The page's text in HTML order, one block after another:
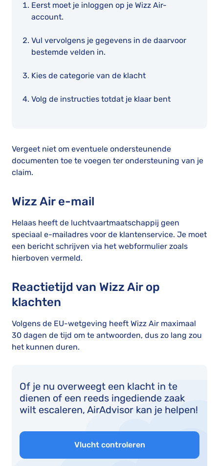
Eerst moet je inloggen op je Wizz Air-
account.
Vul vervolgens je gegevens in de daarvoor
bestemde velden in.
Kies de categorie van de klacht
Volg de instructies totdat je klaar bent
Vergeet niet om eventuele ondersteunende
documenten toe te voegen ter ondersteuning van je
claim.
Wizz Air e-mail
Helaas heeft de luchtvaartmaatschappij geen
speciaal e-mailadres voor de klantenservice. Je moet
een bericht schrijven via het webformulier zoals
hierboven vermeld.
Reactietijd van Wizz Air op
klachten
Volgens de EU-wetgeving heeft Wizz Air maximaal
30 dagen de tijd om te antwoorden, dus zo lang zou
het kunnen duren.
Of je nu overweegt een klacht in te
dienen of een reeds ingediende zaak
wilt escaleren, AirAdvisor kan je helpen!
Vlucht controleren